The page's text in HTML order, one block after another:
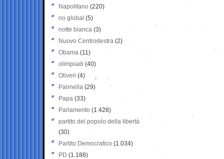
Napolitano (220)
no global (5)
notte bianca (3)
Nuovo Centrodestra (2)
Obama (11)
olimpiadi (40)
Oliveri (4)
Pannella (29)
Papa (33)
Parlamento (1.428)
partito del popolo della libertà
(30)
Partito Democratico (1.034)
PD (1.188)